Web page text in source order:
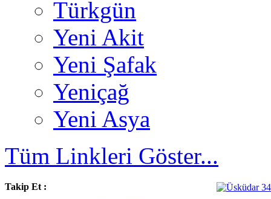
Türkgün
Yeni Akit
Yeni Şafak
Yeniçağ
Yeni Asya
Tüm Linkleri Göster...
Takip Et :